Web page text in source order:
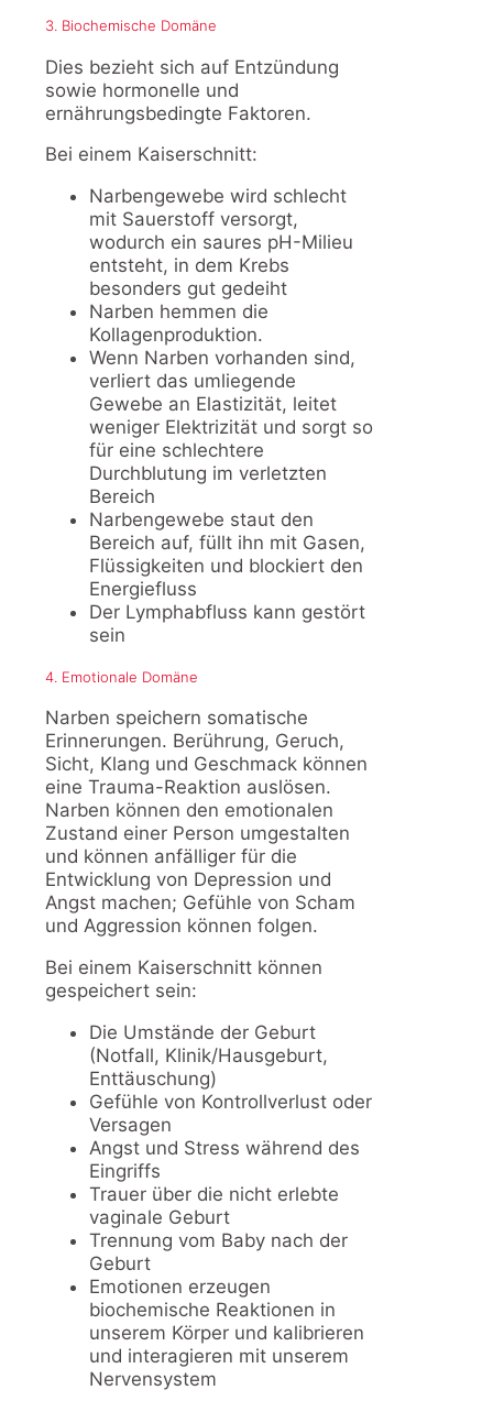
3. Biochemische Domäne
Dies bezieht sich auf Entzündung
sowie hormonelle und
ernährungsbedingte Faktoren.
Bei einem Kaiserschnitt:
Narbengewebe wird schlecht
mit Sauerstoff versorgt,
wodurch ein saures pH-Milieu
entsteht, in dem Krebs
besonders gut gedeiht
Narben hemmen die
Kollagenproduktion.
Wenn Narben vorhanden sind,
verliert das umliegende
Gewebe an Elastizität, leitet
weniger Elektrizität und sorgt so
für eine schlechtere
Durchblutung im verletzten
Bereich
Narbengewebe staut den
Bereich auf, füllt ihn mit Gasen,
Flüssigkeiten und blockiert den
Energiefluss
Der Lymphabfluss kann gestört
sein
4. Emotionale Domäne
Narben speichern somatische
Erinnerungen. Berührung, Geruch,
Sicht, Klang und Geschmack können
eine Trauma-Reaktion auslösen.
Narben können den emotionalen
Zustand einer Person umgestalten
und können anfälliger für die
Entwicklung von Depression und
Angst machen; Gefühle von Scham
und Aggression können folgen.
Bei einem Kaiserschnitt können
gespeichert sein:
Die Umstände der Geburt
(Notfall, Klinik/Hausgeburt,
Enttäuschung)
Gefühle von Kontrollverlust oder
Versagen
Angst und Stress während des
Eingriffs
Trauer über die nicht erlebte
vaginale Geburt
Trennung vom Baby nach der
Geburt
Emotionen erzeugen
biochemische Reaktionen in
unserem Körper und kalibrieren
und interagieren mit unserem
Nervensystem